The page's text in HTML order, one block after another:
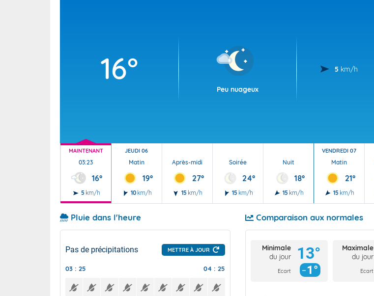
16°
Peu nuageux
5 km/h
MAINTENANT
03:23
16°
5 km/h
JEUDI 06
Matin
19°
10 km/h
Après-midi
27°
15 km/h
Soirée
24°
15 km/h
Nuit
18°
15 km/h
VENDREDI 07
Matin
21°
15 km/h
Pluie dans l'heure
Pas de précipitations METTRE À JOUR
03 : 25 04 : 25
Comparaison aux normales
Minimale
du jour
Ecart
13°
1°
Maximale
du jour
Ecart